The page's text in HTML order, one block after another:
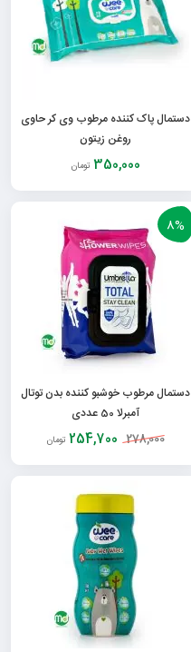
دستمال پاک کننده مرطوب وی کر حاوی
روغن زیتون
350,000 تومان
8%
دستمال مرطوب خوشبو کننده بدن توتال
آمبرلا 50 عددی
278,000
254,700 تومان